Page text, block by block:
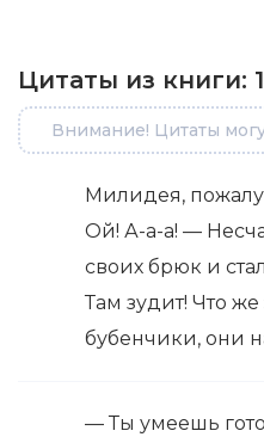
Цитаты из книги:
Внимание! Цитаты
Милидея,
Ой! А-а-а! —
своих брюк и
Там зудит! Что
бубенчики, они
— Ты умеешь